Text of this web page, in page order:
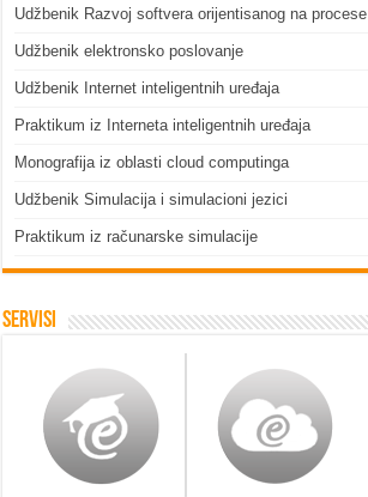
Udžbenik Razvoj softvera orijentisanog na procese
Udžbenik elektronsko poslovanje
Udžbenik Internet inteligentnih uređaja
Praktikum iz Interneta inteligentnih uređaja
Monografija iz oblasti cloud computinga
Udžbenik Simulacija i simulacioni jezici
Praktikum iz računarske simulacije
Servisi